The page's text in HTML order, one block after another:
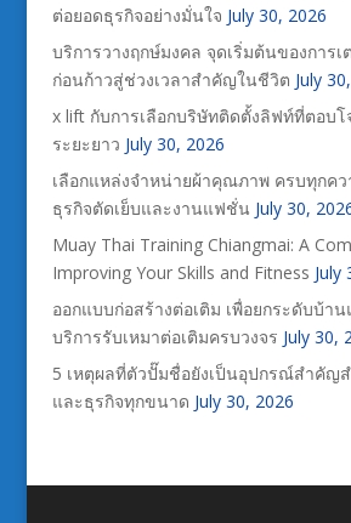
ต่อยอดธุรกิจอย่างมั่นใจ July 30, 2026
บริการวางฤกษ์มงคล จุดเริ่มต้นของการ
ก่อนก้าวสู่ช่วงเวลาสำคัญในชีวิต July
x lift กับการเลือกบริษัทติดตั้งลิฟท์ที่ตอบโ
ระยะยาว July 30, 2026
เลือกแหล่งจำหน่ายผ้าคุณภาพ ครบทุกคว
ธุรกิจตัดเย็บและงานแฟชั่น July 30,
Muay Thai Training Chiangmai: A
Improving Your Skills and Fitness July
ออกแบบก่อสร้างต่อเติม เพื่อยกระดับบ้า
บริการรับเหมาต่อเติมครบวงจร July 30,
5 เหตุผลที่ตัวปั๊มชื่อยังเป็นอุปกรณ์สำคัญ
และธุรกิจทุกขนาด July 30, 2026